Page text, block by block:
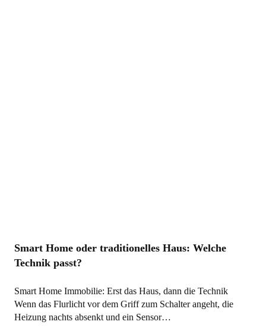
Smart Home oder traditionelles Haus: Welche
Technik passt?
Smart Home Immobilie: Erst das Haus, dann die Technik
Wenn das Flurlicht vor dem Griff zum Schalter angeht, die
Heizung nachts absenkt und ein Sensor…